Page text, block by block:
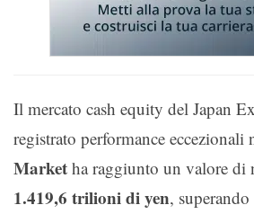
Il mercato cash equity del Japan
registrato performance eccezionali
Market ha raggiunto un valore di
1.419,6 trilioni di yen,